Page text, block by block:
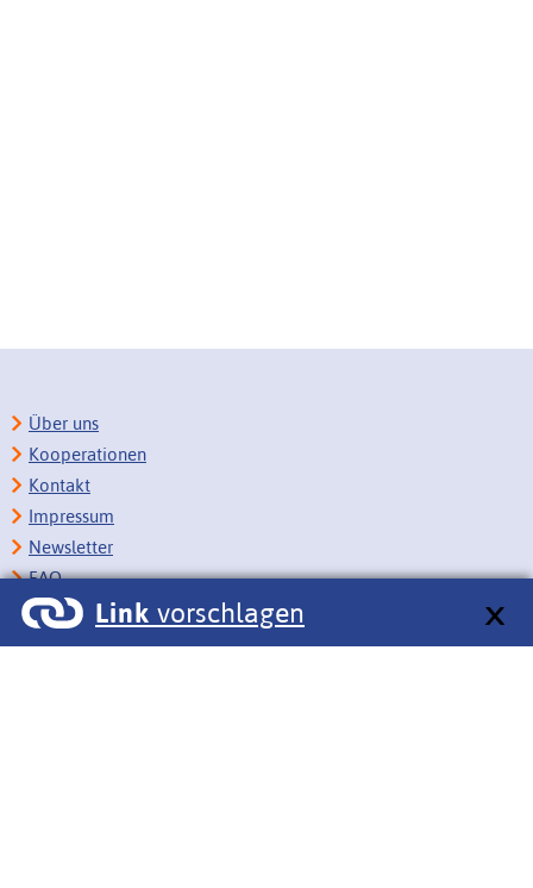
Link vorschlagen
Über uns
Kooperationen
Kontakt
Impressum
Newsletter
FAQ
Copyright